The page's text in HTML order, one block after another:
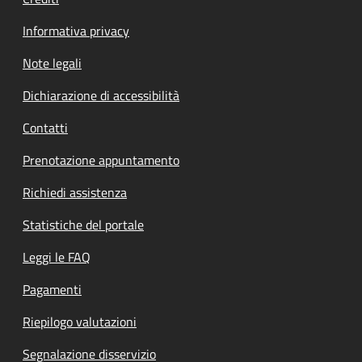
Informativa privacy
Note legali
Dichiarazione di accessibilità
Contatti
Prenotazione appuntamento
Richiedi assistenza
Statistiche del portale
Leggi le FAQ
Pagamenti
Riepilogo valutazioni
Segnalazione disservizio